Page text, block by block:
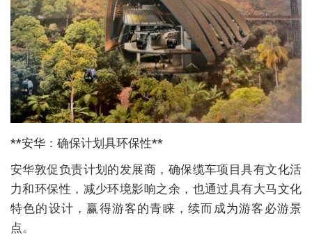
**安华：确保计划具环保性**
安华敦促负责计划的发展商，确保缆车项目具有文化活
力和环保性，减少环境影响之余，也通过具有大马文化
特色的设计，赢得游客的青睐，续而成为游客必游景
点。